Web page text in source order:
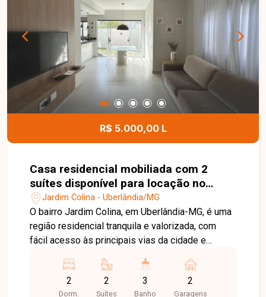
espaço gourmet com churrasqueira. Possui gás
canalizado e água com medidores individuais
cobrados à parte. Entre em contato para mais
informações e agende uma visita para conhecer
este imóvel.
R$ 5.000,00 L
Casa residencial mobiliada com 2
suítes disponível para locação no
bairro Jardim Colina em Uberlândia-
MG
Jardim Colina - Uberlândia/MG
O bairro Jardim Colina, em Uberlândia-MG, é uma
região residencial tranquila e valorizada, com
fácil acesso às principais vias da cidade e
supermercados, escolas, farmácias e diversos
comércios, oferece praticidade, segurança e
2
Dorm.
2
Suítes
3
Banho
2
Garagens